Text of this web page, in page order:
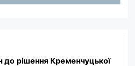
до рішення Кременчуцької